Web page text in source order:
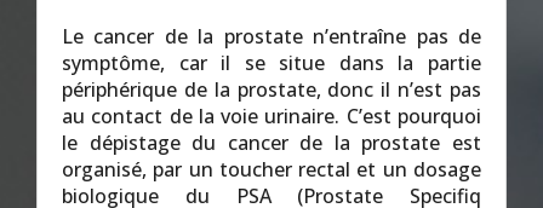
Le cancer de la prostate n’entraîne pas de
symptôme, car il se situe dans la partie
périphérique de la prostate, donc il n’est pas
au contact de la voie urinaire. C’est pourquoi
le dépistage du cancer de la prostate est
organisé, par un toucher rectal et un dosage
biologique du PSA (Prostate Specifiq